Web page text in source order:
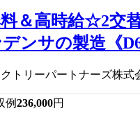
料＆高時給☆2交
ンサの製造《
トリーパートナーズ株式
例236,000円